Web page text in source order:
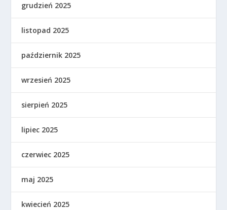
grudzień 2025
listopad 2025
październik 2025
wrzesień 2025
sierpień 2025
lipiec 2025
czerwiec 2025
maj 2025
kwiecień 2025